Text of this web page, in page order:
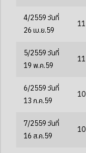
4/2559 วันที่
26 เม.ย.59
11
5/2559 วันที่
19 พ.ค.59
11
6/2559 วันที่
13 ก.ค.59
10
7/2559 วันที่
16 ส.ค.59
10